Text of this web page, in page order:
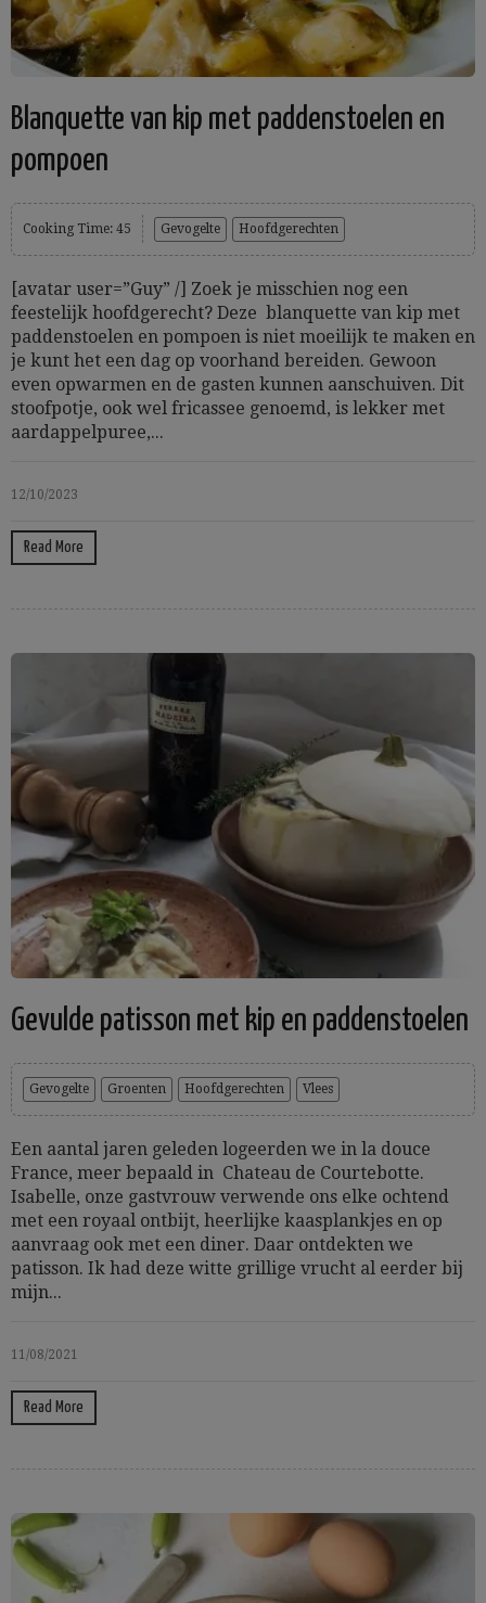
Blanquette van kip met paddenstoelen en
pompoen
Cooking Time: 45 Gevogelte Hoofdgerechten
[avatar user=”Guy” /] Zoek je misschien nog een
feestelijk hoofdgerecht? Deze blanquette van kip met
paddenstoelen en pompoen is niet moeilijk te maken en
je kunt het een dag op voorhand bereiden. Gewoon
even opwarmen en de gasten kunnen aanschuiven. Dit
stoofpotje, ook wel fricassee genoemd, is lekker met
aardappelpuree,...
12/10/2023
Read More
Gevulde patisson met kip en paddenstoelen
Gevogelte Groenten Hoofdgerechten Vlees
Een aantal jaren geleden logeerden we in la douce
France, meer bepaald in Chateau de Courtebotte.
Isabelle, onze gastvrouw verwende ons elke ochtend
met een royaal ontbijt, heerlijke kaasplankjes en op
aanvraag ook met een diner. Daar ontdekten we
patisson. Ik had deze witte grillige vrucht al eerder bij
mijn...
11/08/2021
Read More